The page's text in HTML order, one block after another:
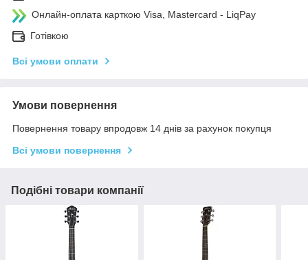
Онлайн-оплата карткою Visa, Mastercard - LiqPay
Готівкою
Всі умови оплати
Умови повернення
Повернення товару впродовж 14 днів за рахунок покупця
Всі умови повернення
Подібні товари компанії